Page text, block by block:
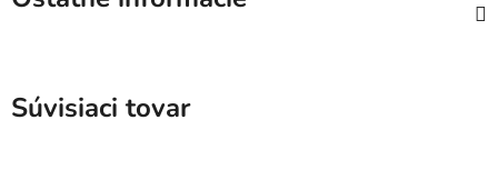
Súvisiaci tovar